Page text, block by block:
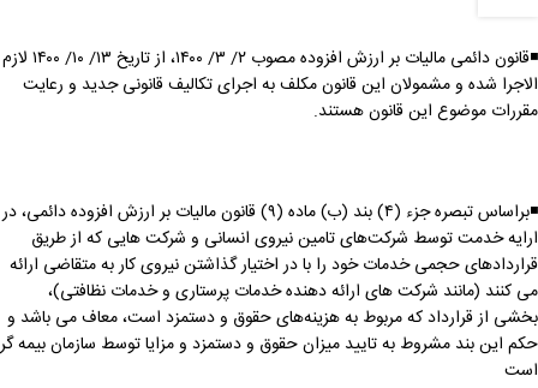
◾️قانون دائمی مالیات بر ارزش افزوده مصوب ۲/ ۳/ ۱۴۰۰، از تاریخ ۱۳/ ۱۰/ ۱۴۰۰ لازم
الاجرا شده و مشمولان این قانون مکلف به اجرای تکالیف قانونی جدید و رعایت
مقررات موضوع این قانون هستند.
◾️براساس تبصره جزء (۴) بند (ب) ماده (۹) قانون مالیات بر ارزش افزوده دائمی، در
ارایه خدمت توسط شرکت‌های تامین نیروی انسانی و شرکت هایی که از طریق
قراردادهای حجمی خدمات خود را با در اختیار گذاشتن نیروی کار به متقاضی ارائه
می کنند (مانند شرکت های ارائه دهنده خدمات پرستاری و خدمات نظافتی)،
بخشی از قرارداد که مربوط به هزینه‎‌های حقوق و دستمزد است، معاف می باشد و
حکم این بند مشروط به تایید میزان حقوق و دستمزد و مزایا توسط سازمان بیمه گر
است